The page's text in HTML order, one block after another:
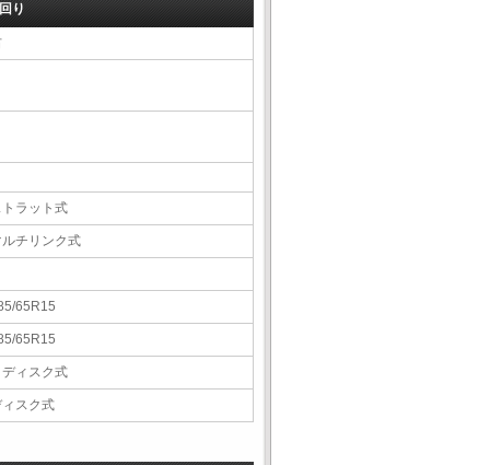
り
ラット式
チリンク式
65R15
65R15
ィスク式
スク式